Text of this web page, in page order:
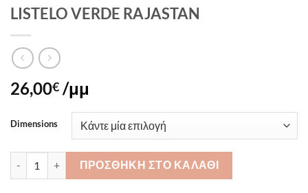
LISTELO VERDE RAJASTAN
26,00€ /μμ
Dimensions
LISTELO VERDE RAJASTAN ποσότητα
ΠΡΟΣΘΉΚΗ ΣΤΟ ΚΑΛΆΘΙ